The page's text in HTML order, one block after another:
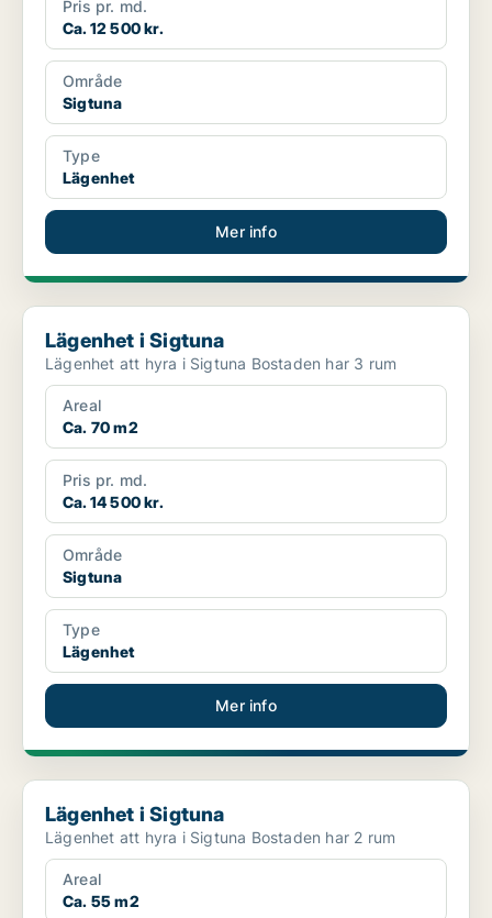
Pris pr. md.
Ca. 12 500 kr.
Område
Sigtuna
Type
Lägenhet
Mer info
Lägenhet i Sigtuna
Lägenhet i Sigtuna
Lägenhet att hyra i Sigtuna Bostaden har 3 rum
Areal
Ca. 70 m2
Pris pr. md.
Ca. 14 500 kr.
Område
Sigtuna
Type
Lägenhet
Mer info
Lägenhet i Sigtuna
Lägenhet i Sigtuna
Lägenhet att hyra i Sigtuna Bostaden har 2 rum
Areal
Ca. 55 m2